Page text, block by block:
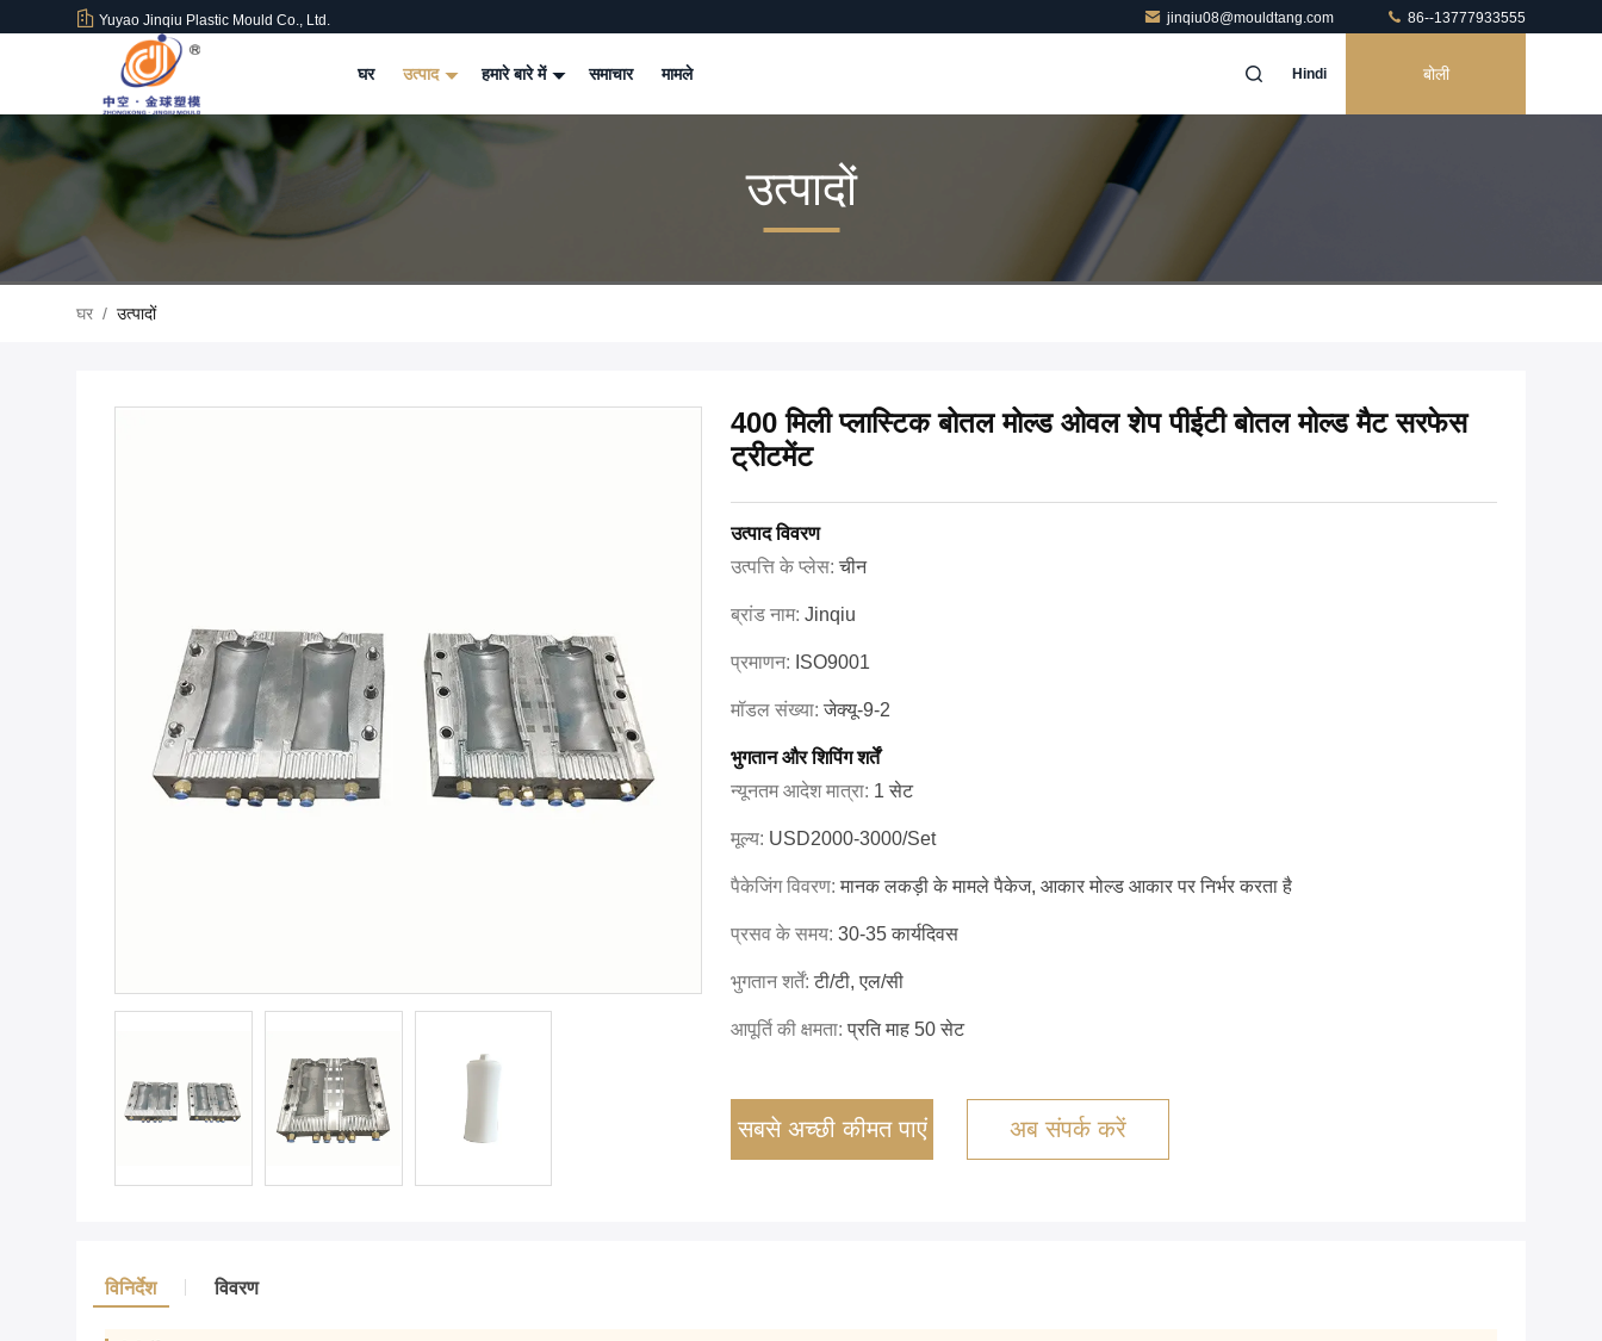
Yuyao Jinqiu Plastic Mould Co., Ltd. jinqiu08@mouldtang.com 86--13777933555
घर उत्पाद हमारे बारे में समाचार मामले Hindi बोली
उत्पादों
घर / उत्पादों
400 मिली प्लास्टिक बोतल मोल्ड ओवल शेप पीईटी बोतल मोल्ड मैट सरफेस
ट्रीटमेंट
उत्पाद विवरण
उत्पत्ति के प्लेस:चीन
ब्रांड नाम: Jinqiu
प्रमाणन: ISO9001
मॉडल संख्या:जेक्यू-9-2
भुगतान और शिपिंग शर्तें
न्यूनतम आदेश मात्रा: 1 सेट
मूल्य: USD2000-3000/set
पैकेजिंग विवरण:मानक लकड़ी के मामले पैकेज, आकार मोल्ड आकार पर निर्भर करता है
प्रसव के समय: 30-35 कार्यदिवस
भुगतान शर्तें:टी/टी, एल/सी
आपूर्ति की क्षमता:प्रति माह 50 सेट
सबसे अच्छी कीमत पाएं अब संपर्क करें
विनिर्देश विवरण